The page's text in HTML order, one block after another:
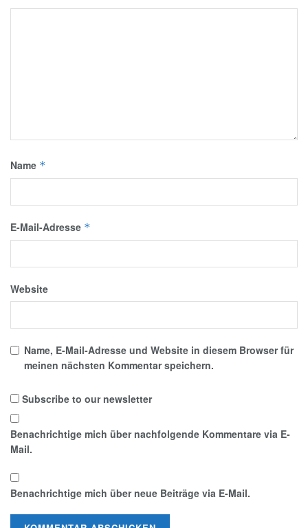
Name *
E-Mail-Adresse *
Website
Name, E-Mail-Adresse und Website in diesem Browser für
meinen nächsten Kommentar speichern.
Subscribe to our newsletter
Benachrichtige mich über nachfolgende Kommentare via E-
Mail.
Benachrichtige mich über neue Beiträge via E-Mail.